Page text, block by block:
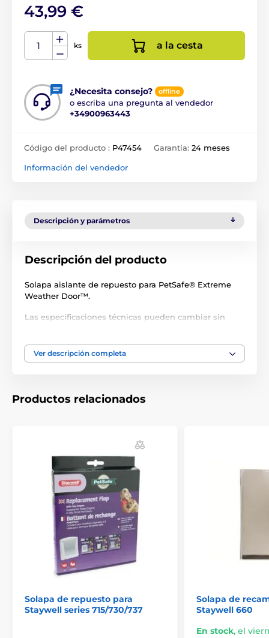
43,99 €
ks a la cesta
¿Necesita consejo? offline
o escriba una pregunta al vendedor
+34900963443
Código del producto : P47454 Garantía: 24 meses
Información del vendedor
Descripción y parámetros
Descripción del producto
Solapa aislante de repuesto para PetSafe® Extreme
Weather Door™.
Las especificaciones técnicas pueden cambiar sin
Crianza Accesorios Puertas
Ver descripción completa
Productos relacionados
Solapa de repuesto para
Staywell series 715/730/737
Solapa de
Staywell 660
En stock, el